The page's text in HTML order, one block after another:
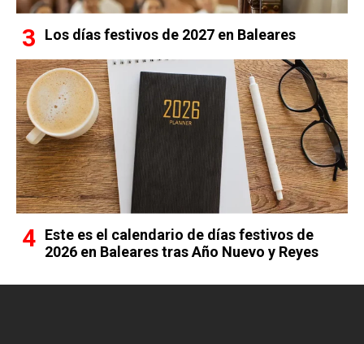
Los días festivos de 2027 en Baleares
Este es el calendario de días festivos de
2026 en Baleares tras Año Nuevo y Reyes